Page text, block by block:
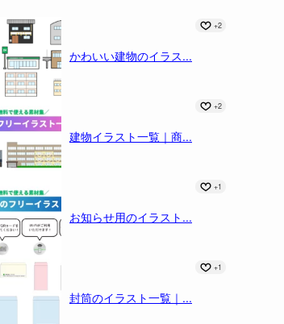
かわいい建物のイラス...
+2
建物イラスト一覧｜商...
+2
お知らせ用のイラスト...
+1
封筒のイラスト一覧｜...
+1